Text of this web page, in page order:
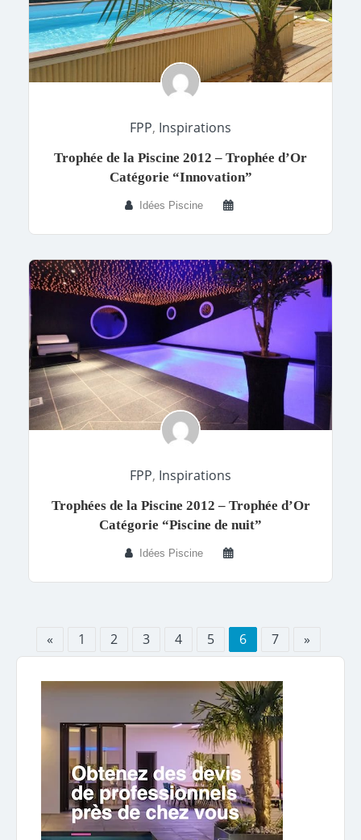
FPP, Inspirations
Trophée de la Piscine 2012 – Trophée d’Or
Catégorie “Innovation”
Idées Piscine
FPP, Inspirations
Trophées de la Piscine 2012 – Trophée d’Or
Catégorie “Piscine de nuit”
Idées Piscine
« 1 2 3 4 5 6 7 »